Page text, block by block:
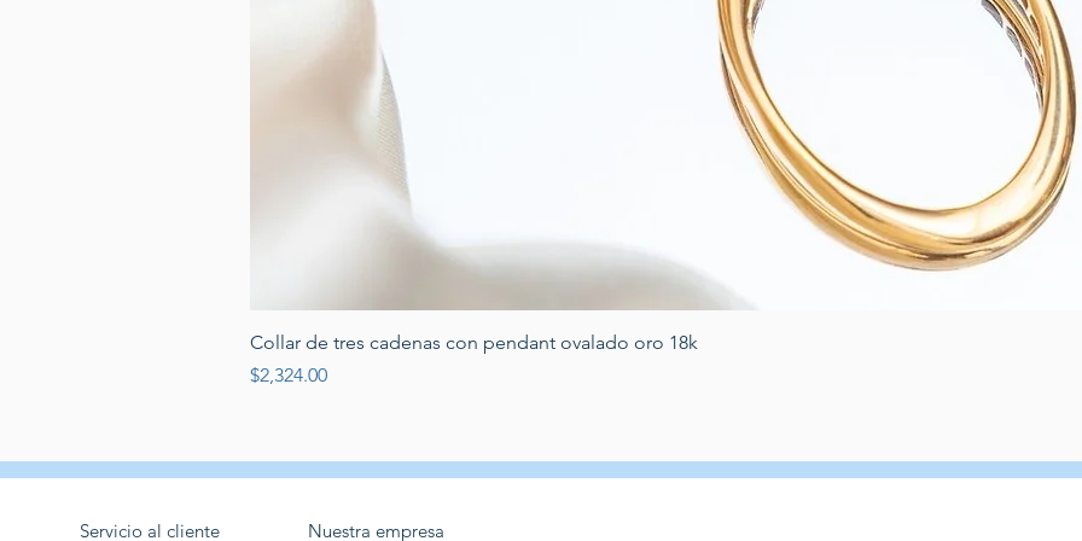
Collar de tres cadenas con pendant ovalado oro 18k
Price
$2,324.00
Servicio al cliente Nuestra empresa